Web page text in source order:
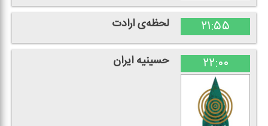
۲۱:۵۵ لحظه‌ی ارادت
۲۲:۰۰ حسینیه ایران